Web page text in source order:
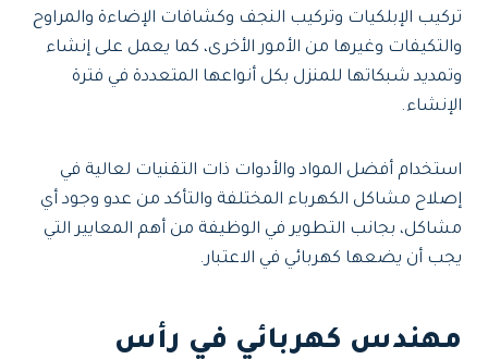
تركيب الإبلكيات وتركيب النجف وكشافات الإضاءة والمراوح
والتكيفات وغيرها من الأمور الأخرى، كما يعمل على إنشاء
وتمديد شبكاتها للمنزل بكل أنواعها المتعددة في فترة
الإنشاء.
استخدام أفضل المواد والأدوات ذات التقنيات لعالية في
إصلاح مشاكل الكهرباء المختلفة والتأكد من عدو وجود أي
مشاكل، بجانب التطوير في الوظيفة من أهم المعايير التي
يجب أن يضعها كهربائي في الاعتبار.
مهندس كهربائي في رأس